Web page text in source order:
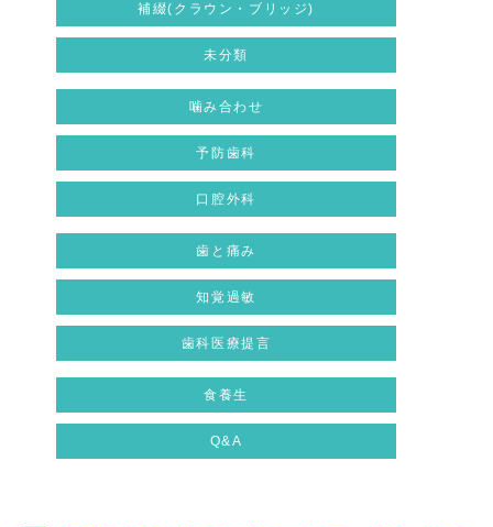
補綴(クラウン・ブリッジ)
未分類
噛み合わせ
予防歯科
口腔外科
歯と痛み
知覚過敏
歯科医療提言
食養生
Q&A